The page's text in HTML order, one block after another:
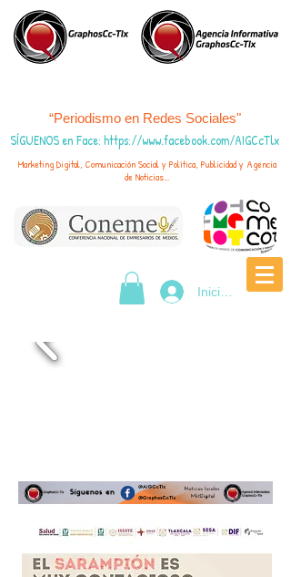
“Periodismo en Redes Sociales"
SÍGUENOS en Face: https://www.facebook.com/AIGCcTlx
Marketing Digital, Comunicación Social y Política, Publicidad y Agencia
de Noticias...
Iniciar sesión